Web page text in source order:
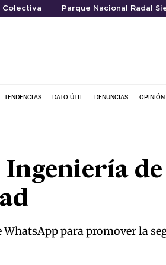
Colectiva Parque Nacional Radal
TENDENCIAS DATO ÚTIL DENUNCIAS OPINIÓN
Ingeniería
para promover la